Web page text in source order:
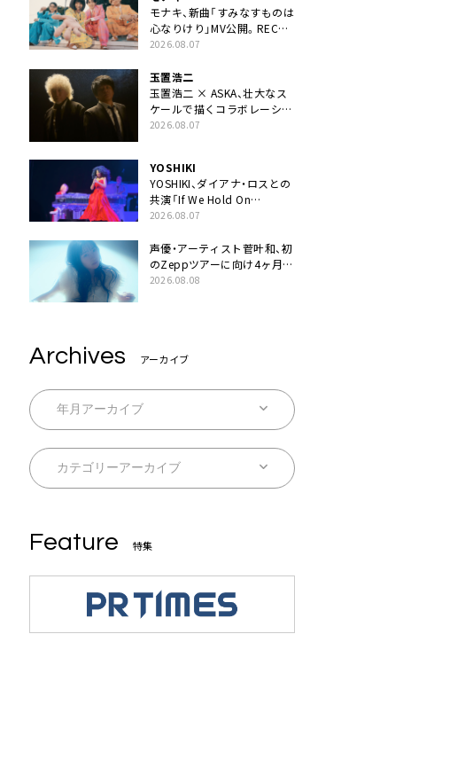
モナキ、新曲「すみなすものは
心なりけり」MV公開。RECの
ギターにEvery Little Thing・
2026.08.07
玉置浩二
玉置浩二 × ASKA、壮大なス
ケールで描くコラボレーショ
ン曲「音銀河」リリース決定。
2026.08.07
YOSHIKI
YOSHIKI、ダイアナ・ロスとの
共演「If We Hold On
Together」ライブ映像公開
2026.08.07
声優・アーティスト菅叶和、初
のZeppツアーに向け4ヶ月連
続配信
2026.08.08
Archives アーカイブ
Feature 特集